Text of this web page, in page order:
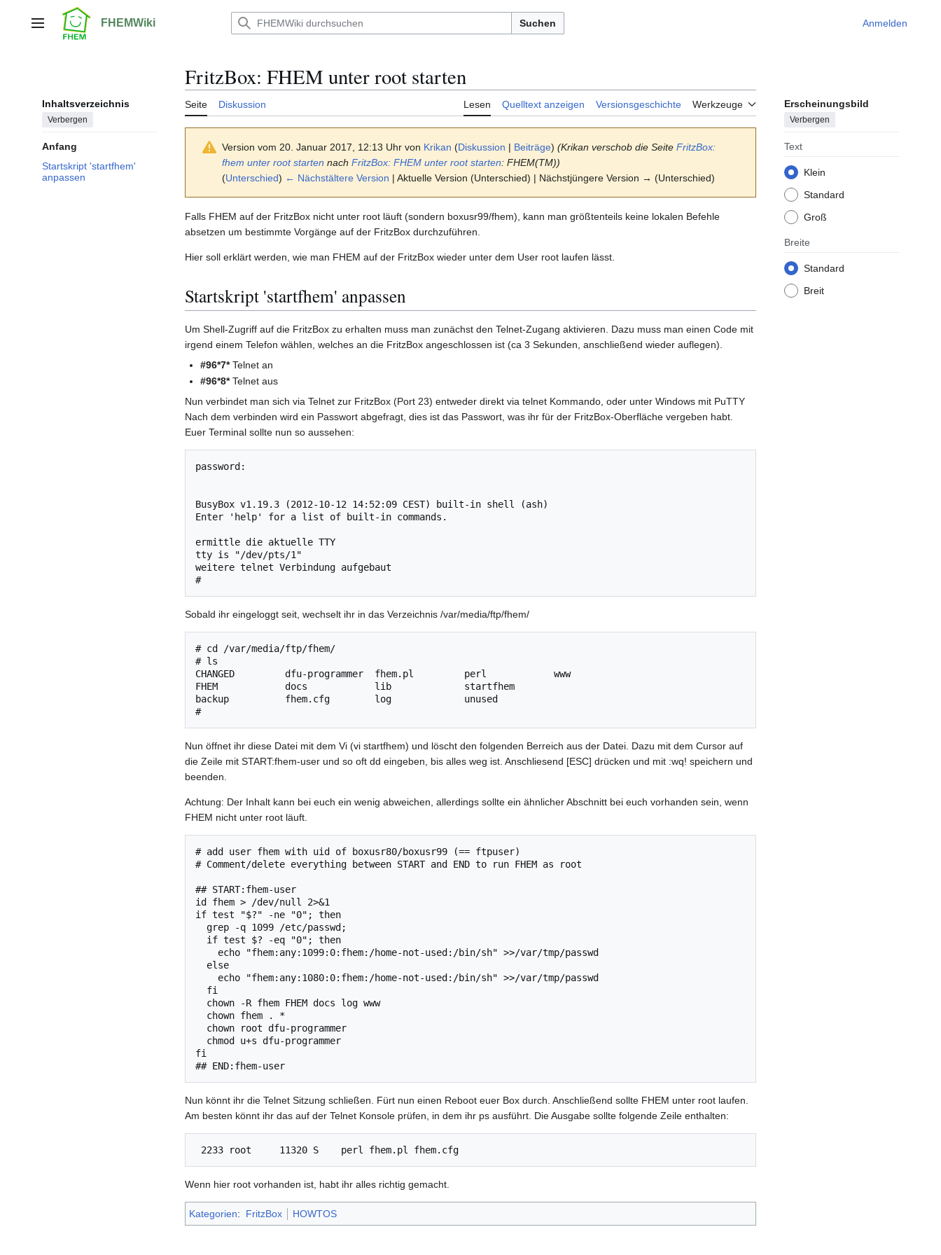
springenHauptmenü FHEMWiki Suchen Anmelden
Inhaltsverzeichnis
Verbergen
Anfang
Startskript 'startfhem'
anpassen
FritzBox: FHEM unter root starten
Seite Diskussion Lesen Quelltext anzeigen Versionsgeschichte Werkzeuge Erscheinungsbild
Verbergen
Text
Klein
Standard
Groß
Breite
Standard
Breit
Version vom 20. Januar 2017, 12:13 Uhr von Krikan (Diskussion | Beiträge) (Krikan verschob die Seite FritzBox:
fhem unter root starten nach FritzBox: FHEM unter root starten: FHEM(TM))
(Unterschied) ← Nächstältere Version | Aktuelle Version (Unterschied) | Nächstjüngere Version → (Unterschied)
Falls FHEM auf der FritzBox nicht unter root läuft (sondern boxusr99/fhem), kann man größtenteils keine lokalen Befehle
absetzen um bestimmte Vorgänge auf der FritzBox durchzuführen.
Hier soll erklärt werden, wie man FHEM auf der FritzBox wieder unter dem User root laufen lässt.
Startskript 'startfhem' anpassen
Um Shell-Zugriff auf die FritzBox zu erhalten muss man zunächst den Telnet-Zugang aktivieren. Dazu muss man einen Code mit
irgend einem Telefon wählen, welches an die FritzBox angeschlossen ist (ca 3 Sekunden, anschließend wieder auflegen).
#96*7*Telnet an
#96*8*Telnet aus
Nun verbindet man sich via Telnet zur FritzBox (Port 23) entweder direkt via telnet Kommando, oder unter Windows mit PuTTY
Nach dem verbinden wird ein Passwort abgefragt, dies ist das Passwort, was ihr für der FritzBox-Oberfläche vergeben habt.
Euer Terminal sollte nun so aussehen:
password:
BusyBox v1.19.3 (2012-10-12 14:52:09 CEST) built-in shell (ash)
Enter 'help' for a list of built-in commands.
ermittle die aktuelle TTY
tty is "/dev/pts/1"
weitere telnet Verbindung aufgebaut
Sobald ihr eingeloggt seit, wechselt ihr in das Verzeichnis /var/media/ftp/fhem/
# cd /var/media/ftp/fhem/
# ls
CHANGED         dfu-programmer  fhem.pl         perl            www
FHEM            docs            lib             startfhem
backup          fhem.cfg        log             unused
Nun öffnet ihr diese Datei mit dem Vi (vi startfhem) und löscht den folgenden Berreich aus der Datei. Dazu mit dem Cursor auf
die Zeile mit START:fhem-user und so oft dd eingeben, bis alles weg ist. Anschliesend [ESC] drücken und mit :wq! speichern und
beenden.
Achtung: Der Inhalt kann bei euch ein wenig abweichen, allerdings sollte ein ähnlicher Abschnitt bei euch vorhanden sein, wenn
FHEM nicht unter root läuft.
# add user fhem with uid of boxusr80/boxusr99 (== ftpuser)
# Comment/delete everything between START and END to run FHEM as root
## START:fhem-user
id fhem > /dev/null 2>&1
if test "$?" -ne "0"; then
fi
Nun könnt ihr die Telnet Sitzung schließen. Fürt nun einen Reboot euer Box durch. Anschließend sollte FHEM unter root laufen.
Am besten könnt ihr das auf der Telnet Konsole prüfen, in dem ihr ps ausführt. Die Ausgabe sollte folgende Zeile enthalten:
Wenn hier root vorhanden ist, habt ihr alles richtig gemacht.
Kategorien: FritzBox HOWTOS